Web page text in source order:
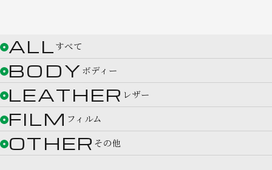
ALL すべて
BODY ボディー
LEATHER レザー
FILM フィルム
OTHER その他